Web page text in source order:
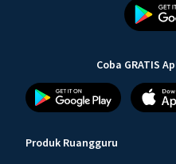
Coba GRATIS
Produk Ruangguru